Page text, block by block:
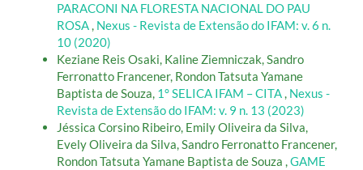
PARACONI NA FLORESTA NACIONAL DO PAU
ROSA, Nexus - Revista de Extensão do IFAM: v. 6 n.
10 (2020)
Keziane Reis Osaki, Kaline Ziemniczak, Sandro
Ferronatto Francener, Rondon Tatsuta Yamane
Baptista de Souza, 1° SELICA IFAM – CITA, Nexus -
Revista de Extensão do IFAM: v. 9 n. 13 (2023)
Jéssica Corsino Ribeiro, Emily Oliveira da Silva,
Evely Oliveira da Silva, Sandro Ferronatto Francener,
Rondon Tatsuta Yamane Baptista de Souza ,GAME